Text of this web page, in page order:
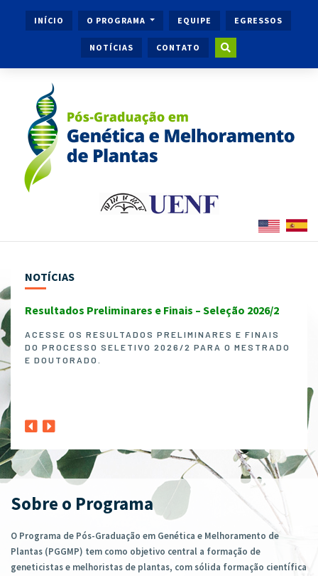
INÍCIO O PROGRAMA EQUIPE EGRESSOS
NOTÍCIAS CONTATO
NOTÍCIAS
Resultados Preliminares e Finais – Seleção 2026/2
ACESSE OS RESULTADOS PRELIMINARES E FINAIS
DO PROCESSO SELETIVO 2026/2 PARA O MESTRADO
E DOUTORADO.
1º
Sobre o Programa
O Programa de Pós-Graduação em Genética e Melhoramento de
Plantas (PGGMP) tem como objetivo central a formação de
geneticistas e melhoristas de plantas, com sólida formação científica